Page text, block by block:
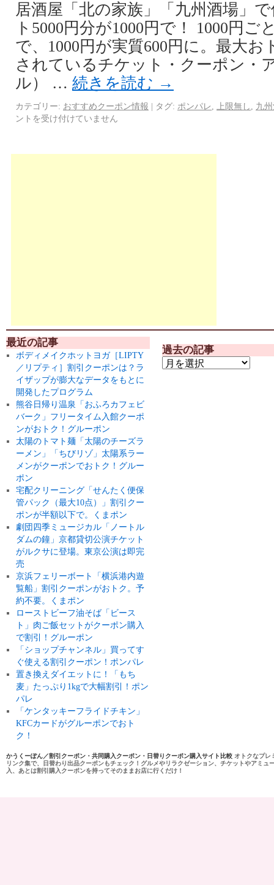
居酒屋「北の家族」「九州酒場」
ト5000円分が1000円で！ 1000円ご
で、1000円が実質600円に。最大お
されているチケット・クーポン・
ル） … 続きを読む →
カテゴリー: おすすめクーポン情報 | タグ: ポンパレ 上限無し
九
ントを受け付けていません
最近の記事
ボディメイクホットヨガ［LIPTY
／リプティ］割引クーポンは？ラ
イザップが膨大なデータをもとに
開発したプログラム
熊谷日帰り温泉「おふろカフェビ
バーク」フリータイム入館クーポ
ンがおトク！グルーポン
太陽のトマト麺「太陽のチーズラ
ーメン」「ちびリゾ」太陽系ラー
メンがクーポンでおトク！グルー
ポン
宅配クリーニング「せんたく便保
管パック（最大10点）」割引クー
ポンが半額以下で。くまポン
劇団四季ミュージカル「ノートル
ダムの鐘」京都貸切公演チケット
がルクサに登場。東京公演は即完
売
京浜フェリーボート「横浜港内遊
覧船」割引クーポンがおトク。予
約不要。くまポン
ローストビーフ油そば「ビース
ト」肉ご飯セットがクーポン購入
で割引！グルーポン
「ショップチャンネル」買ってす
ぐ使える割引クーポン！ポンパレ
置き換えダイエットに！「もち
麦」たっぷり1kgで大幅割引！ポン
パレ
「ケンタッキーフライドチキン」
KFCカードがグルーポンでおト
ク！
過去の記事
かうくーぽん／割引クーポン・共同購入クーポン・日替りクーポン購入サイト比較 オトクなプレ
リンク集で、日替わり出品クーポンもチェック！グルメやリラクゼーション、チケットやアミ
入、あとは割引購入クーポンを持ってそのままお店に行くだけ！